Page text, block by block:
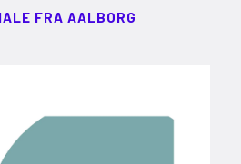
FRA AALBORG